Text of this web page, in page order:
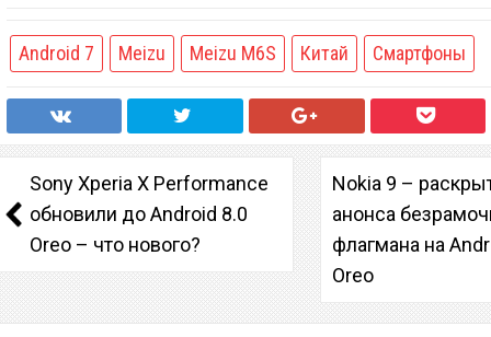
Android 7 Meizu Meizu M6S Китай Смартфоны
Sony Xperia X Performance
обновили до Android 8.0
Oreo – что нового?
Nokia 9 –
анонса
флагмана на
Oreo